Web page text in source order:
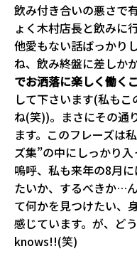
飲み付き合いの悪さで
ょく木村店長と飲みに
他愛もない話ばっかり
ね、飲み終盤に差しか
でお洒落に楽しく働く
して下さいます(私も
ね(笑))。まさにその通
ます。このフレーズは
ズ集”の中にしっかり入
嗚呼、私も来年の8月
たいか、するべきか…
て何かを見つけたい、
感じています。が、ど
knows!!(笑)